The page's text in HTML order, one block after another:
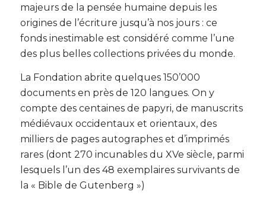
majeurs de la pensée humaine depuis les
origines de l’écriture jusqu’à nos jours : ce
fonds inestimable est considéré comme l’une
des plus belles collections privées du monde.
La Fondation abrite quelques 150’000
documents en près de 120 langues. On y
compte des centaines de papyri, de manuscrits
médiévaux occidentaux et orientaux, des
milliers de pages autographes et d’imprimés
rares (dont 270 incunables du XVe siècle, parmi
lesquels l’un des 48 exemplaires survivants de
la « Bible de Gutenberg »)